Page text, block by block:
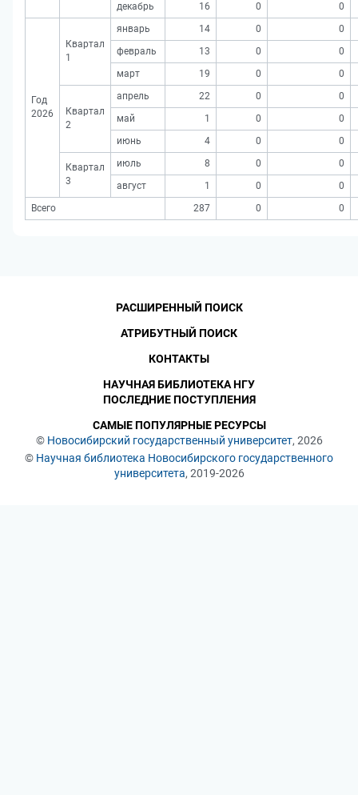
декабрь
16 0 0
Год
2026
Квартал
1
январь 14 0
0
февраль
13 0
0
март
19 0 0
Квартал
2
апрель 22 0
0
май
1 0
0
июнь
4 0 0
Квартал
3
июль 8 0
0
август
1 0
0
Всего
287 0 0
© Новосибирский государственный университет, 2026
© Научная библиотека Новосибирского государственного
университета, 2019-2026
РАСШИРЕННЫЙ ПОИСК
АТРИБУТНЫЙ ПОИСК
КОНТАКТЫ
НАУЧНАЯ БИБЛИОТЕКА НГУ
ПОСЛЕДНИЕ ПОСТУПЛЕНИЯ
САМЫЕ ПОПУЛЯРНЫЕ РЕСУРСЫ